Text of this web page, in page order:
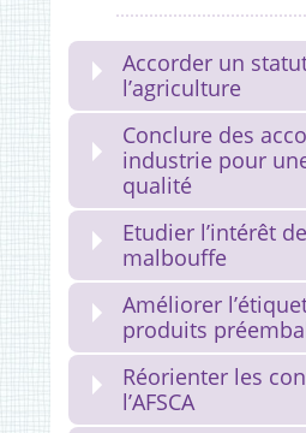
Accorder un
l’agriculture
Conclure des
industrie pour
qualité
Etudier l’intérêt
malbouffe
Améliorer
produits
Réorienter les
l’AFSCA